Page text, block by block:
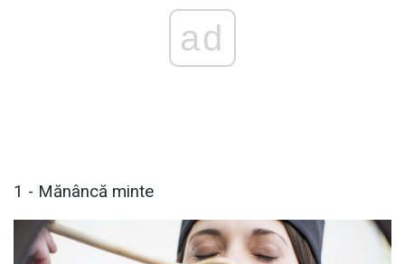
ad
1 - Mănâncă minte